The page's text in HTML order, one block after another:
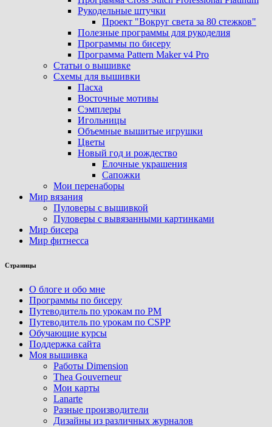
Рукодельные штучки
Проект "Вокруг света за 80 стежков"
Полезные программы для рукоделия
Программы по бисеру
Программа Pattern Maker v4 Pro
Статьи о вышивке
Схемы для вышивки
Пасха
Восточные мотивы
Сэмплеры
Игольницы
Объемные вышитые игрушки
Цветы
Новый год и рождество
Елочные украшения
Сапожки
Мои перенаборы
Мир вязания
Пуловеры с вышивкой
Пуловеры с вывязанными картинками
Мир бисера
Мир фитнесса
Страницы
О блоге и обо мне
Программы по бисеру
Путеводитель по урокам по PM
Путеводитель по урокам по CSPP
Обучающиe курсы
Поддержка сайта
Моя вышивка
Работы Dimension
Thea Gouverneur
Мои карты
Lanarte
Разные производители
Дизайны из различных журналов